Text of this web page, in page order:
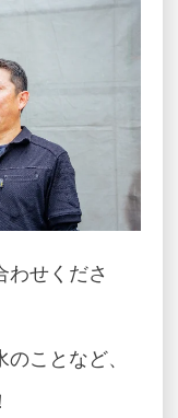
わせくださ
ことなど、